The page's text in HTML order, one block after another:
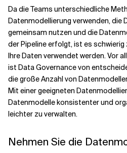
Da die Teams unterschiedliche
Datenmodellierung verwenden, die
gemeinsam nutzen und die
der Pipeline erfolgt, ist es schwierig
Ihre Daten verwendet werden. Vor
ist Data Governance von
die große Anzahl von
Mit einer geeigneten
Datenmodelle konsistenter und
leichter zu verwalten.
Nehmen Sie die